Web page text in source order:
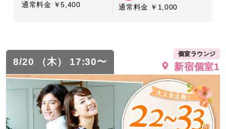
通常料金 ￥5,400 通常料金 ￥1,000
8/20 （木） 17:30〜
個室ラウンジ
新宿個室1